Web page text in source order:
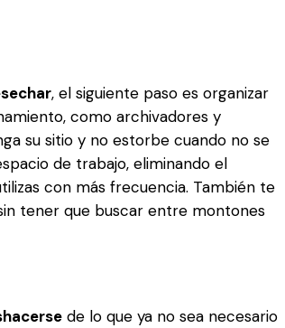
, el siguiente paso es organizar
como archivadores y
su sitio y no estorbe cuando no se
de trabajo, eliminando el
con más frecuencia. También te
tener que buscar entre montones
de lo que ya no sea necesario